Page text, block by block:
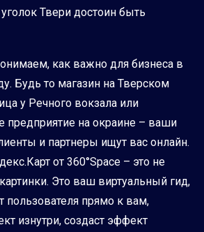
Твери достоин быть
как важно для бизнеса в
Будь то магазин на Тверском
у Речного вокзала или
предприятие на окраине – ваши
и партнеры ищут вас онлайн.
от 360°Space – это не
Это ваш виртуальный гид,
пользователя прямо к вам,
изнутри, создаст эффект